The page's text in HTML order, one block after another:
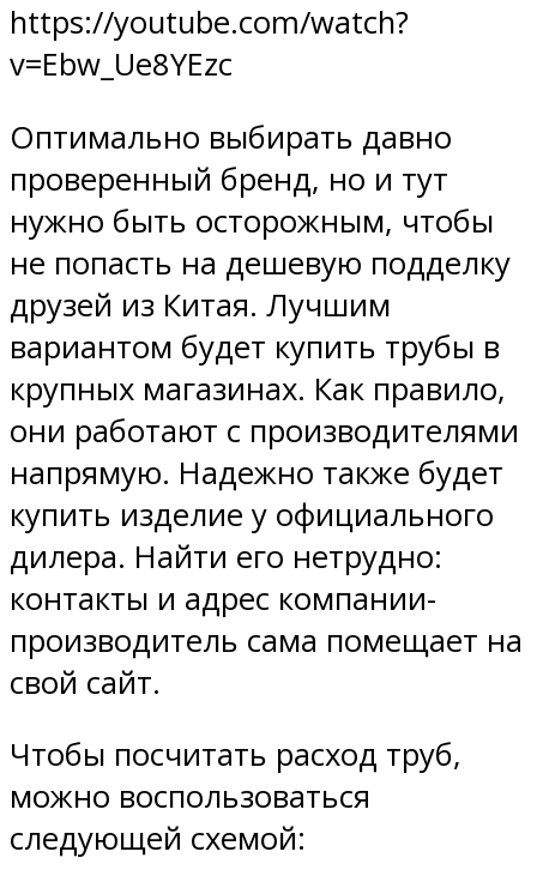
https://youtube.com/watch?
v=Ebw_Ue8YEzc
Оптимально выбирать давно
проверенный бренд, но и тут
нужно быть осторожным, чтобы
не попасть на дешевую подделку
друзей из Китая. Лучшим
вариантом будет купить трубы в
крупных магазинах. Как правило,
они работают с производителями
напрямую. Надежно также будет
купить изделие у официального
дилера. Найти его нетрудно:
контакты и адрес компании-
производитель сама помещает на
свой сайт.
Чтобы посчитать расход труб,
можно воспользоваться
следующей схемой: